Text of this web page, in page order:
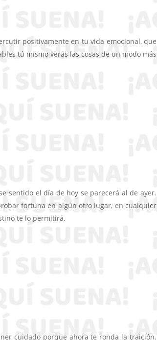
positivamente en tu vida emocional, que
tú mismo verás las cosas de un modo más
sentido el día de hoy se parecerá al de ayer.
fortuna en algún otro lugar, en cualquier
te lo permitirá.
cuidado porque ahora te ronda la traición.